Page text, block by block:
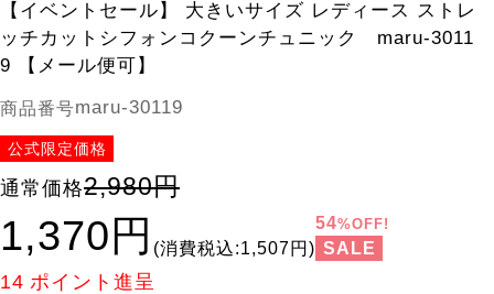
【イベントセール】 大きいサイズ レディース ストレ
ッチカットシフォンコクーンチュニック maru-3011
9 【メール便可】
商品番号maru-30119
公式限定価格
通常価格2,980円
1,370円 (消費税込:1,507円)
54%OFF!
SALE
14 ポイント進呈